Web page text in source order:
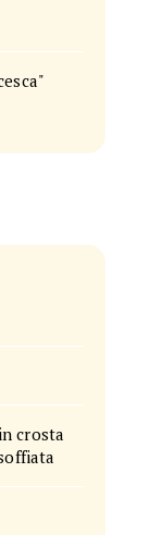
crosta